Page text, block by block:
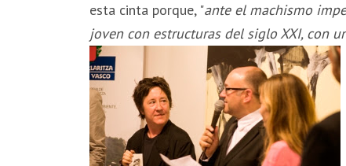
esta cinta porque, "ante el machismo
joven con estructuras del siglo XXI, con